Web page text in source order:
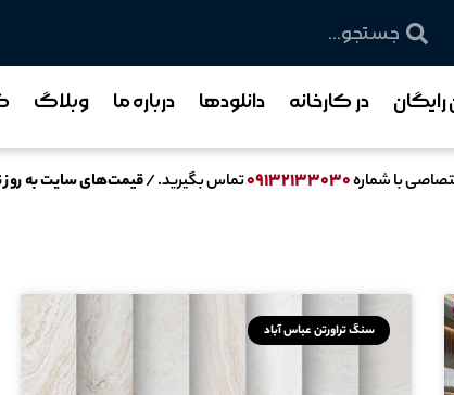
در کارخانه دانلودها درباره ما وبلاگ
با شماره۰۹۱۳۲۱۳۳۰۳۰تماس بگیرید. /قیمت‌های سایت به روز
سنگ تراورتن عباس آباد